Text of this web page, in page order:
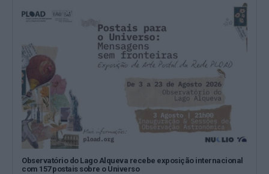
Observatório do Lago Alqueva recebe exposição internacional
com 157 postais sobre o Universo